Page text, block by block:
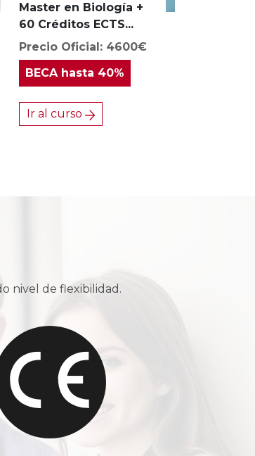
Master en Biología +
60 Créditos ECTS...
Precio Oficial: 4600€
BECAhasta 40%
Ir al curso
nivel de flexibilidad.